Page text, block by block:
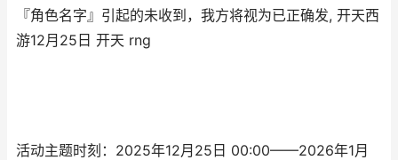
『角色名字』引起的未收到，我方将视为已正确发, 开天西
游12月25日 开天 rng
活动主题时刻：2025年12月25日 00:00——2026年1月